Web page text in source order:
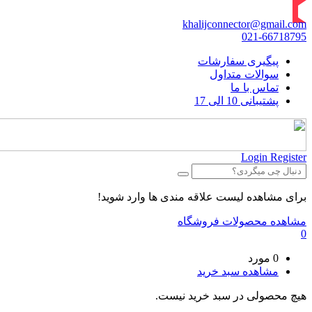
khalijconnector@gmail.com
021-66718795
پیگیری سفارشات
سوالات متداول
تماس با ما
پشتیبانی 10 الی 17
Login Register
برای مشاهده لیست علاقه مندی ها وارد شوید!
مشاهده محصولات فروشگاه
0
0 مورد
مشاهده سبد خرید
هیچ محصولی در سبد خرید نیست.